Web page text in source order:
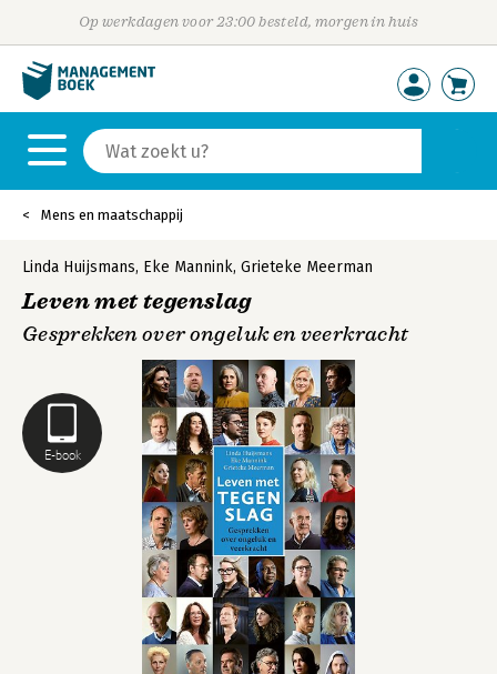
Op werkdagen voor 23:00 besteld, morgen in huis
Mens en maatschappij
E-book
Linda Huijsmans, Eke Mannink, Grieteke Meerman
Leven met tegenslag
Gesprekken over ongeluk en veerkracht